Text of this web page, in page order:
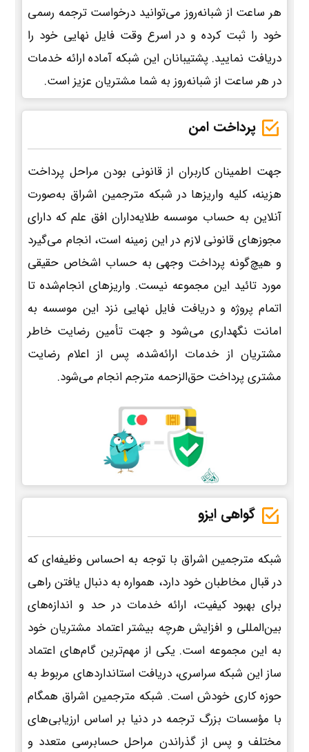
هر ساعت از شبانه‌روز می‌توانید درخواست ترجمه رسمی
خود را ثبت کرده و در اسرع وقت فایل نهایی خود را
دریافت نمایید. پشتیبانان این شبکه آماده ارائه خدمات
در هر ساعت از شبانه‌روز به شما مشتریان عزیز است.
پرداخت امن
جهت اطمینان کاربران از قانونی بودن مراحل پرداخت
هزینه، کلیه واریزها در شبکه مترجمین اشراق به‌صورت
آنلاین به حساب موسسه طلایه‌داران افق علم که دارای
مجوزهای قانونی لازم در این زمینه است، انجام می‌گیرد
و هیچ‌گونه پرداخت وجهی به حساب اشخاص حقیقی
مورد تائید این مجموعه نیست. واریزهای انجام‌شده تا
اتمام پروژه و دریافت فایل نهایی نزد این موسسه به
امانت نگهداری می‌شود و جهت تأمین رضایت خاطر
مشتریان از خدمات ارائه‌شده، پس از اعلام رضایت
مشتری پرداخت حق‌الزحمه مترجم انجام می‌شود.
گواهی ایزو
شبکه مترجمین اشراق با توجه به احساس وظیفه‌ای که
در قبال مخاطبان خود دارد، همواره به دنبال یافتن راهی
برای بهبود کیفیت، ارائه خدمات در حد و اندازه‌های
بین‌المللی و افزایش هرچه بیشتر اعتماد مشتریان خود
به این مجموعه است. یکی از مهم‌ترین گام‌های اعتماد
ساز این شبکه سراسری، دریافت استانداردهای مربوط به
حوزه کاری خودش است. شبکه مترجمین اشراق همگام
با مؤسسات بزرگ ترجمه در دنیا بر اساس ارزیابی‌های
مختلف و پس از گذراندن مراحل حسابرسی متعدد و